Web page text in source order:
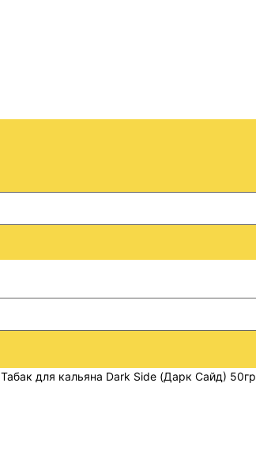
Табак для кальяна Dark Side (Дарк Сайд) 50гр